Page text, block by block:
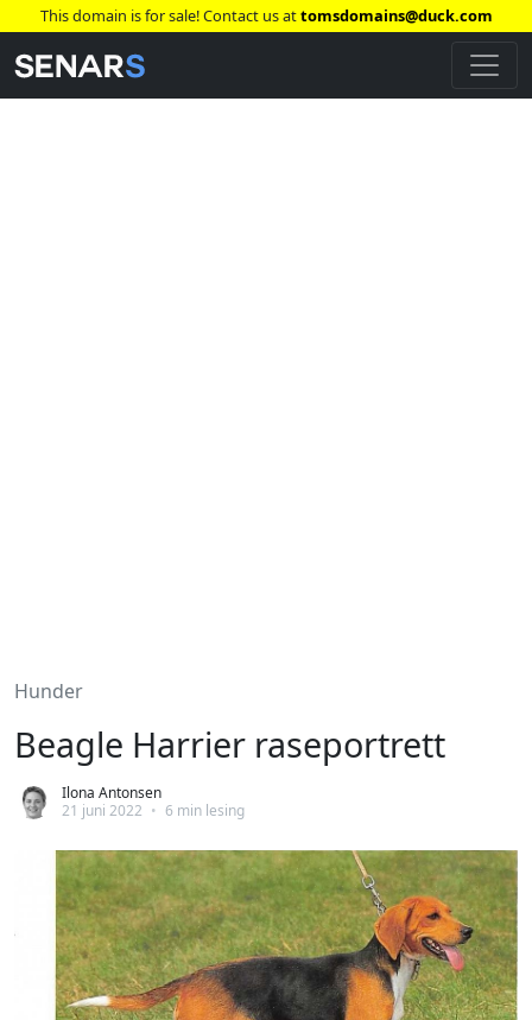
This domain is for sale! Contact us attomsdomains@duck.com
Hunder
Beagle Harrier raseportrett
Ilona Antonsen
21 juni 2022 • 6 min lesing